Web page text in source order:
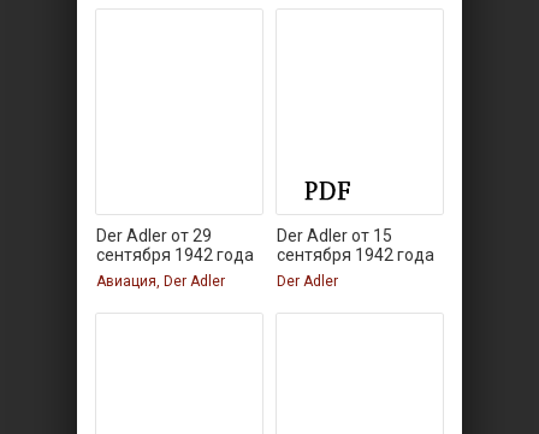
Der Adler от 29
сентября 1942 года
Авиация, Der Adler
Der Adler от 15
сентября 1942 года
Der Adler